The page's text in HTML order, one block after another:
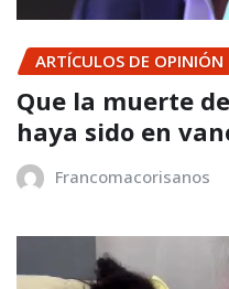
ARTÍCULOS DE OPINIÓN
Que la muerte
haya sido en
Francomacorisanos